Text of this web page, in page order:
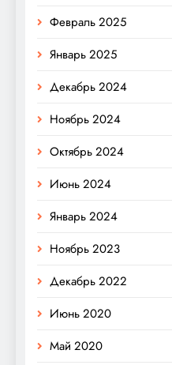
Февраль 2025
Январь 2025
Декабрь 2024
Ноябрь 2024
Октябрь 2024
Июнь 2024
Январь 2024
Ноябрь 2023
Декабрь 2022
Июнь 2020
Май 2020